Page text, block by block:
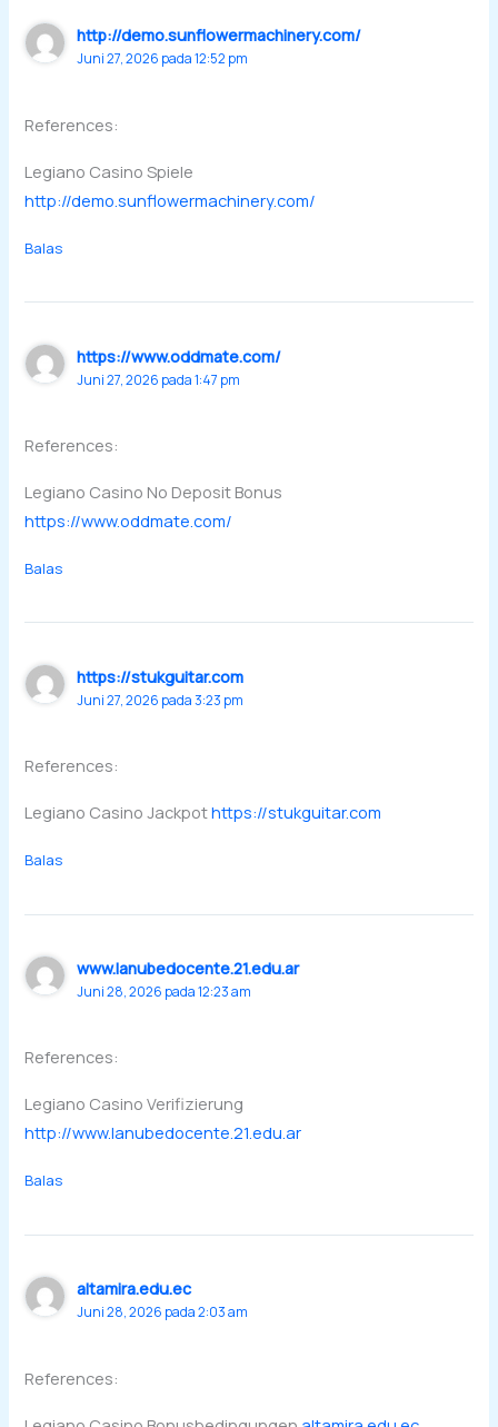
http://demo.sunflowermachinery.com/
Juni 27, 2026 pada 12:52 pm
References:
Legiano Casino Spiele
http://demo.sunflowermachinery.com/
Balas
https://www.oddmate.com/
Juni 27, 2026 pada 1:47 pm
References:
Legiano Casino No Deposit Bonus
https://www.oddmate.com/
Balas
https://stukguitar.com
Juni 27, 2026 pada 3:23 pm
References:
Legiano Casino Jackpothttps://stukguitar.com
Balas
www.lanubedocente.21.edu.ar
Juni 28, 2026 pada 12:23 am
References:
Legiano Casino Verifizierung
http://www.lanubedocente.21.edu.ar
Balas
altamira.edu.ec
Juni 28, 2026 pada 2:03 am
References: